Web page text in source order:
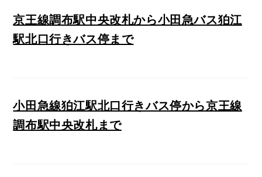
京王線調布駅中央改札から小田急バス狛江
駅北口行きバス停まで
小田急線狛江駅北口行きバス停から京王線
調布駅中央改札まで